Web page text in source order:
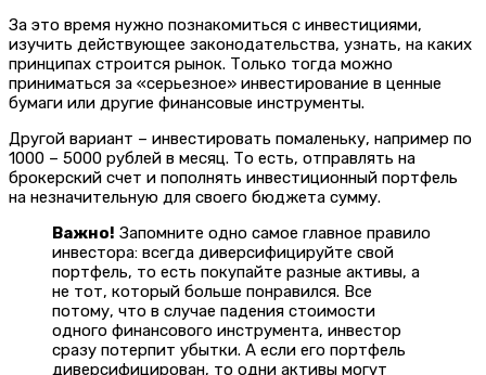
За это время нужно познакомиться с инвестициями,
изучить действующее законодательства, узнать, на каких
принципах строится рынок. Только тогда можно
приниматься за «серьезное» инвестирование в ценные
бумаги или другие финансовые инструменты.
Другой вариант – инвестировать помаленьку, например по
1000 – 5000 рублей в месяц. То есть, отправлять на
брокерский счет и пополнять инвестиционный портфель
на незначительную для своего бюджета сумму.
Важно! Запомните одно самое главное правило
инвестора: всегда диверсифицируйте свой
портфель, то есть покупайте разные активы, а
не тот, который больше понравился. Все
потому, что в случае падения стоимости
одного финансового инструмента, инвестор
сразу потерпит убытки. А если его портфель
диверсифицирован, то одни активы могут